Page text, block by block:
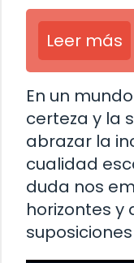
Leer más
En un
certeza y la
abrazar la
cualidad
duda nos
horizontes y